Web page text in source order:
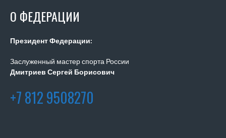
О ФЕДЕРАЦИИ
Президент Федерации:
Заслуженный мастер спорта России
Дмитриев Сергей Борисович
+7 812 9508270